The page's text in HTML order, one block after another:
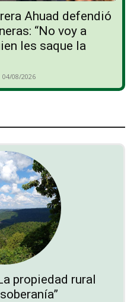
Ahuad defendió
“No voy a
les saque la
04/08/2026
propiedad rural